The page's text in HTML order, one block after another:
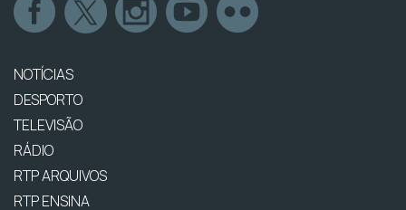
NOTÍCIAS
DESPORTO
TELEVISÃO
RÁDIO
RTP ARQUIVOS
RTP ENSINA